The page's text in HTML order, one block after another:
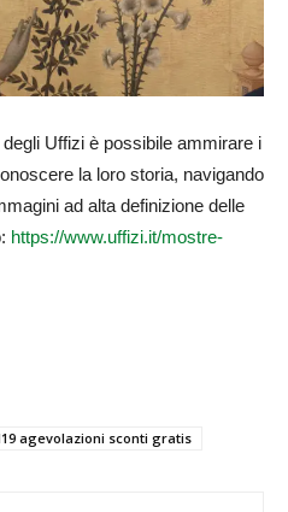
Uffizi è possibile ammirare i
la loro storia, navigando
ad alta definizione delle
https://www.uffizi.it/mostre-
agevolazioni sconti gratis